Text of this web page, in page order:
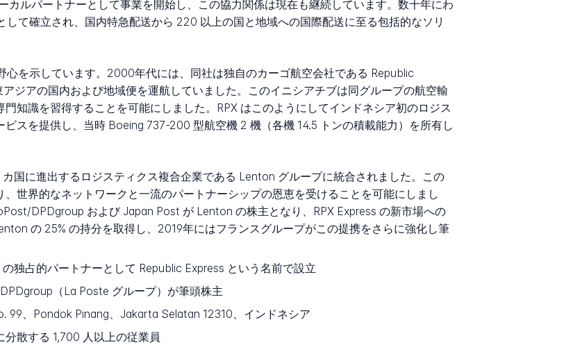
カルパートナーとして事業を開始し、この協力関係は現在も継続しています。数十年にわ
て確立され、国内特急配送から 220 以上の国と地域への国際配送に至る包括的なソリ
心を示しています。2000年代には、同社は独自のカーゴ航空会社である Republic
ジアの国内および地域便を運航していました。このイニシアチブは同グループの航空輸
知識を習得することを可能にしました。RPX はこのようにしてインドネシア初のロジス
スを提供し、当時 Boeing 737-200 型航空機 2 機（各機 14.5 トンの積載能力）を所有し
国に進出するロジスティクス複合企業である Lenton グループに統合されました。この
世界的なネットワークと一流のパートナーシップの恩恵を受けることを可能にしまし
DPDgroup および Japan Post が Lenton の株主となり、RPX Express の新市場への
の 25% の持分を取得し、2019年にはフランスグループがこの提携をさらに強化し筆
独占的パートナーとして Republic Express という名前で設立
（La Poste グループ）が筆頭株主
99、Pondok Pinang、Jakarta Selatan 12310、インドネシア
散する 1,700 人以上の従業員